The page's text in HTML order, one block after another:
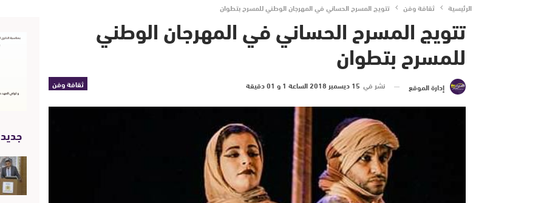
الرئيسية ثقافة وفن تتويج المسرح الحساني في المهرجان الوطني للمسرح بتطوان
تتويج المسرح الحساني في المهرجان الوطني
للمسرح بتطوان
ثقافة وفن إدارة الموقع نشر في 15 ديسمبر 2018 الساعة 1 و 01 دقيقة
جديد